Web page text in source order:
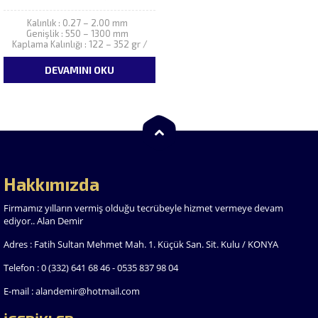
Kalınlık : 0.27 – 2.00 mm
Genişlik : 550 – 1300 mm
Kaplama Kalınlığı : 122 – 352 gr /
m2 Boy : Max. 6.500 mm
DEVAMINI OKU
Hakkımızda
Firmamız yılların vermiş olduğu tecrübeyle hizmet vermeye devam
ediyor.. Alan Demir
Adres : Fatih Sultan Mehmet Mah. 1. Küçük San. Sit. Kulu / KONYA
Telefon : 0 (332) 641 68 46 - 0535 837 98 04
E-mail : alandemir@hotmail.com